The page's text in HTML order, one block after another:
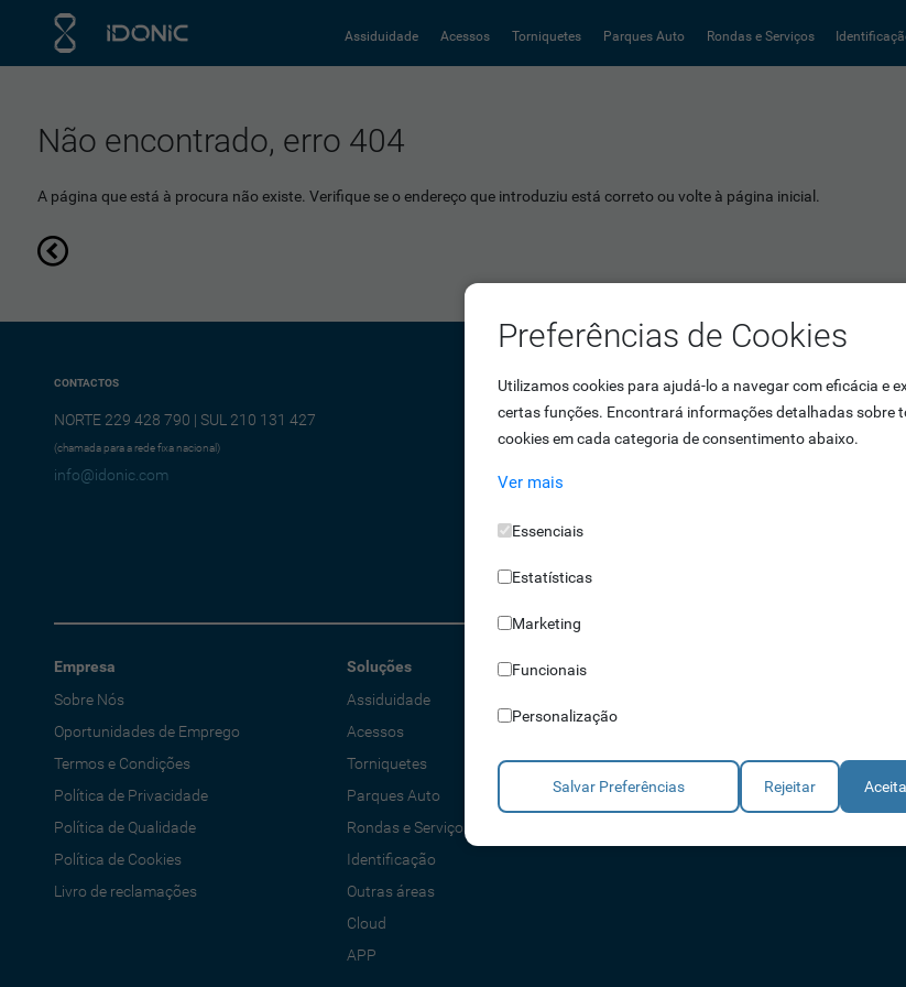
Assiduidade Acessos Torniquetes Parques Auto Rondas e Serviços
Não encontrado, erro 404
A página que está à procura não existe. Verifique se o endereço que introduziu está correto ou volte à página inicial.
CONTACTOS
NORTE 229 428 790 | SUL 210 131 427
(chamada para a rede fixa nacional)
info@idonic.com
Empresa
Sobre Nós
Oportunidades de Emprego
Termos e Condições
Política de Privacidade
Política de Qualidade
Política de Cookies
Livro de reclamações
Soluções
Assiduidade
Acessos
Torniquetes
Parques Auto
Rondas e Serviços
Identificação
Outras áreas
Cloud
APP
Integradores
Preferências de Cookies
Utilizamos cookies para ajudá-lo a navegar com eficácia e
certas funções. Encontrará informações detalhadas sobre
cookies em cada categoria de consentimento abaixo.
Ver mais
Essenciais
Estatísticas
Marketing
Funcionais
Personalização
Salvar Preferências Rejeitar